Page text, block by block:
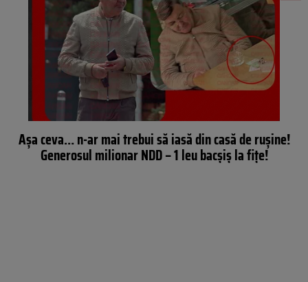
Așa ceva… n-ar mai trebui să iasă din casă de rușine!
Generosul milionar NDD – 1 leu bacșiș la fițe!